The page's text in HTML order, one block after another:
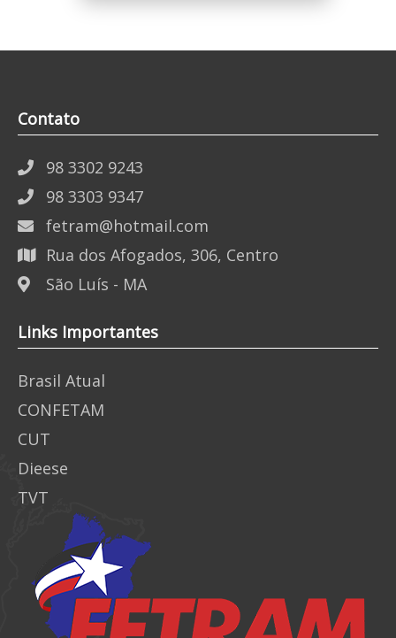
Contato
98 3302 9243
98 3303 9347
fetram@hotmail.com
Rua dos Afogados, 306, Centro
São Luís - MA
Links Importantes
Brasil Atual
CONFETAM
CUT
Dieese
TVT